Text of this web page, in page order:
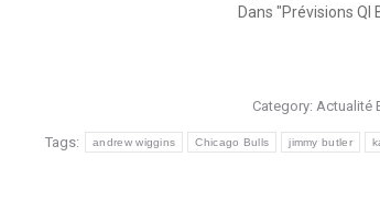
Dans "Prévisions QI
Category: Actualité
Tags: andrew wiggins Chicago Bulls jimmy butler